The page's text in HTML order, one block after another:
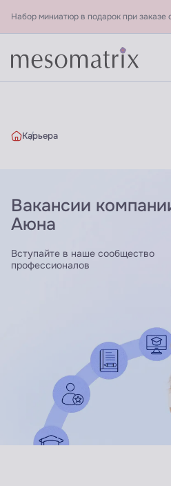
Набор миниатюр в подарок при заказе
Карьера
Вакансии
Аюна
Вступайте в наше сообщество
профессионалов